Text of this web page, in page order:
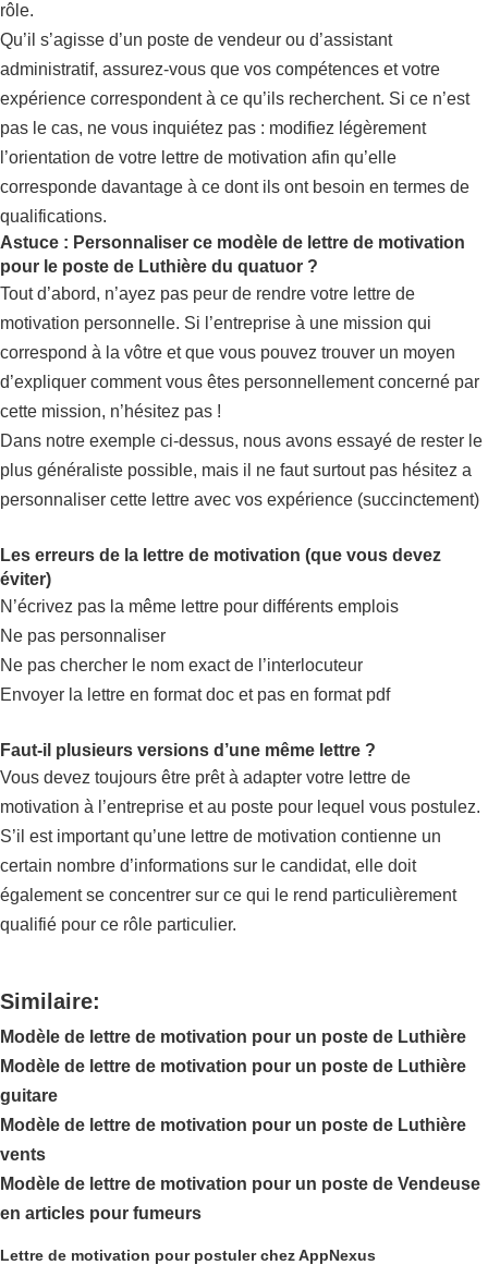
rôle.
Qu’il s’agisse d’un poste de vendeur ou d’assistant
administratif, assurez-vous que vos compétences et votre
expérience correspondent à ce qu’ils recherchent. Si ce n’est
pas le cas, ne vous inquiétez pas : modifiez légèrement
l’orientation de votre lettre de motivation afin qu’elle
corresponde davantage à ce dont ils ont besoin en termes de
qualifications.
Astuce : Personnaliser ce modèle de lettre de motivation
pour le poste de Luthière du quatuor ?
Tout d’abord, n’ayez pas peur de rendre votre lettre de
motivation personnelle. Si l’entreprise à une mission qui
correspond à la vôtre et que vous pouvez trouver un moyen
d’expliquer comment vous êtes personnellement concerné par
cette mission, n’hésitez pas !
Dans notre exemple ci-dessus, nous avons essayé de rester le
plus généraliste possible, mais il ne faut surtout pas hésitez a
personnaliser cette lettre avec vos expérience (succinctement)
Les erreurs de la lettre de motivation (que vous devez
éviter)
N’écrivez pas la même lettre pour différents emplois
Ne pas personnaliser
Ne pas chercher le nom exact de l’interlocuteur
Envoyer la lettre en format doc et pas en format pdf
Faut-il plusieurs versions d’une même lettre ?
Vous devez toujours être prêt à adapter votre lettre de
motivation à l’entreprise et au poste pour lequel vous postulez.
S’il est important qu’une lettre de motivation contienne un
certain nombre d’informations sur le candidat, elle doit
également se concentrer sur ce qui le rend particulièrement
qualifié pour ce rôle particulier.
Similaire:
Modèle de lettre de motivation pour un poste de Luthière
Modèle de lettre de motivation pour un poste de Luthière
guitare
Modèle de lettre de motivation pour un poste de Luthière
vents
Modèle de lettre de motivation pour un poste de Vendeuse
en articles pour fumeurs
Lettre de motivation pour postuler chez AppNexus